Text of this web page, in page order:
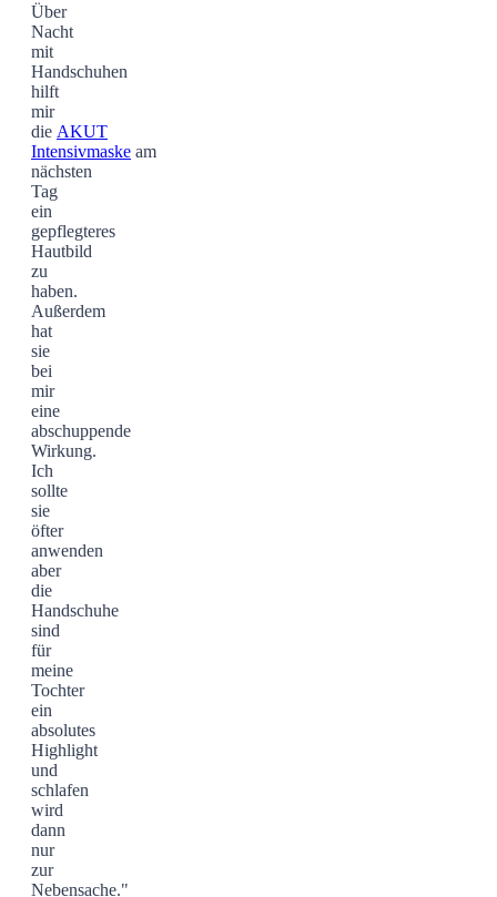
Über
Nacht
mit
Handschuhen
hilft
mir
die AKUT
Intensivmaske am
nächsten
Tag
ein
gepflegteres
Hautbild
zu
haben.
Außerdem
hat
sie
bei
mir
eine
abschuppende
Wirkung.
Ich
sollte
sie
öfter
anwenden
aber
die
Handschuhe
sind
für
meine
Tochter
ein
absolutes
Highlight
und
schlafen
wird
dann
nur
zur
Nebensache."